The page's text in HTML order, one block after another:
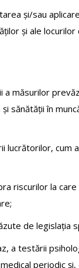
și/sau
și ale locurilor
măsurilor
sănătății în
lucrătorilor, cum
riscurilor la
de legislația
a testării
periodic